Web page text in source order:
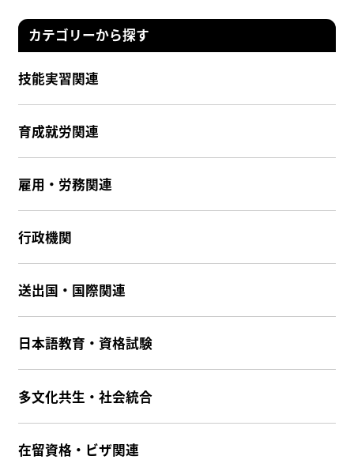
カテゴリーから探す
技能実習関連
育成就労関連
雇用・労務関連
行政機関
送出国・国際関連
日本語教育・資格試験
多文化共生・社会統合
在留資格・ビザ関連